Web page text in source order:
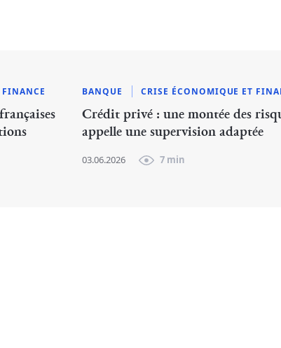
FINANCE BANQUE CRISE ÉCONOMIQUE ET
Crédit privé : une montée des
appelle une supervision adaptée
03.06.2026 7 min